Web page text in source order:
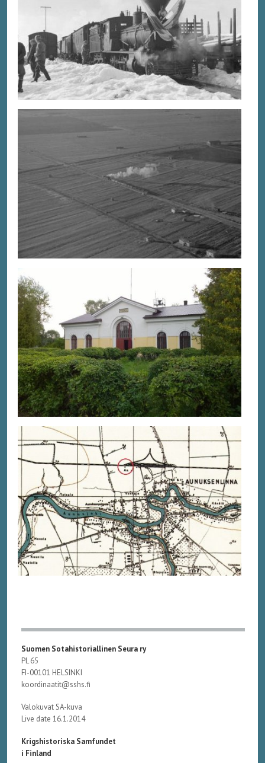
Suomen Sotahistoriallinen Seura ry
PL 65
FI-00101 HELSINKI
koordinaatit@sshs.fi
Valokuvat SA-kuva
Live date 16.1.2014
Krigshistoriska Samfundet
i Finland